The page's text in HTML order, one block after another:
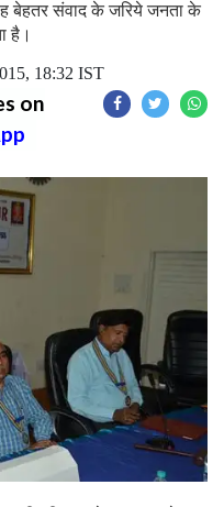
बेहतर संवाद के जरिये जनता के
है।
18:32 IST
on